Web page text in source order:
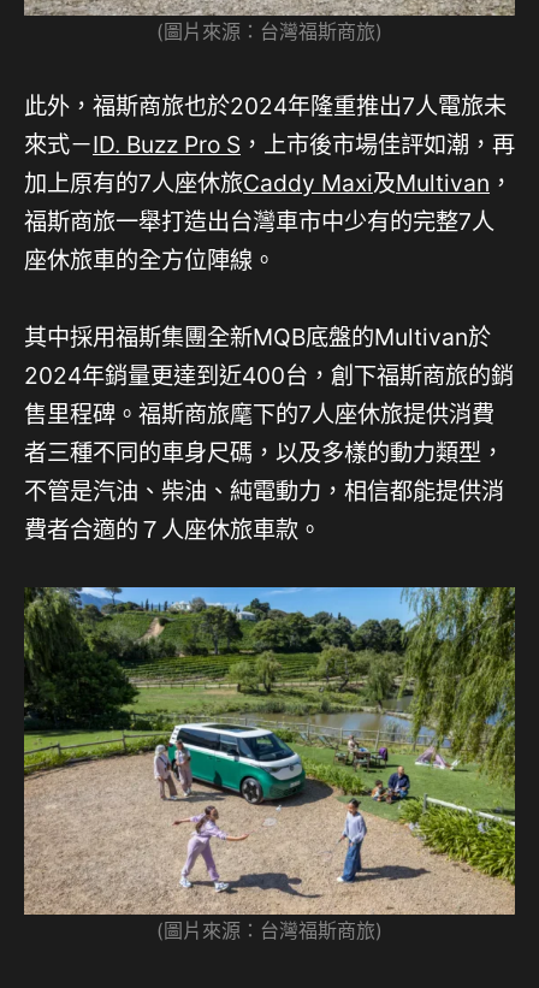
(圖片來源：台灣福斯商旅)
此外，福斯商旅也於2024年隆重推出7人電旅未
來式－ID. Buzz Pro S ，上市後市場佳評如潮，再
加上原有的7人座休旅Caddy Maxi及Multivan ，
福斯商旅一舉打造出台灣車市中少有的完整7人
座休旅車的全方位陣線。
其中採用福斯集團全新MQB底盤的Multivan於
2024年銷量更達到近400台，創下福斯商旅的銷
售里程碑。福斯商旅麾下的7人座休旅提供消費
者三種不同的車身尺碼，以及多樣的動力類型，
不管是汽油、柴油、純電動力，相信都能提供消
費者合適的７人座休旅車款。
(圖片來源：台灣福斯商旅)